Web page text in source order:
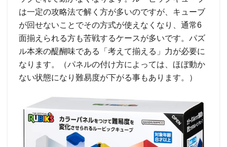
は一定の攻略法で解く方が多いのですが、キューブ
が回せないことでその方式が使えなくなり、通常6
面揃えられる方も苦戦するケースが多いです。パズ
ル本来の醍醐味である「考えて揃える」力が必要に
なります。（パネルの付け方によっては、ほぼ動か
ない状態になり難易度が下がる事もあります。）